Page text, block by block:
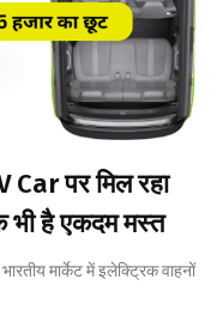
Car पर मिल रहा
भी है एकदम मस्त
मार्केट में इलेक्ट्रिक वाहनों